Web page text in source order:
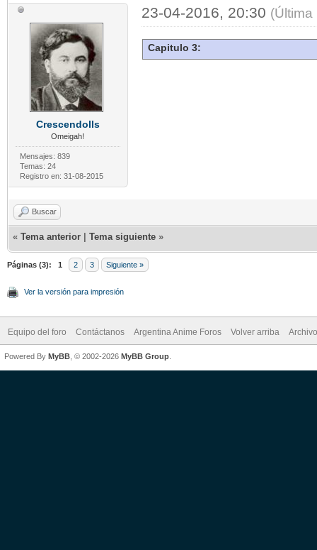
Crescendolls
Omeigah!
Mensajes: 839
Temas: 24
Registro en: 31-08-2015
23-04-2016, 20:30
Capitulo 3:
Buscar
« Tema anterior Tema siguiente »
Páginas (3): 1 2 3 Siguiente »
Ver la versión para impresión
Equipo del foro Contáctanos Argentina Anime Foros Volver arriba
Powered By MyBB , © 2002-2026 MyBB Group